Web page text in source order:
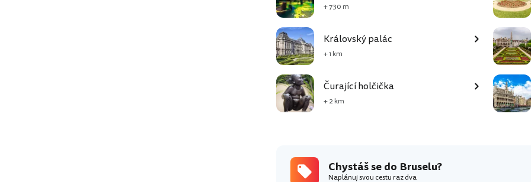
+ 730 m
Královský palác
+ 1 km
Čurající holčička
+ 2 km
Chystáš se do Bruselu?
Naplánuj svou cestu raz dva